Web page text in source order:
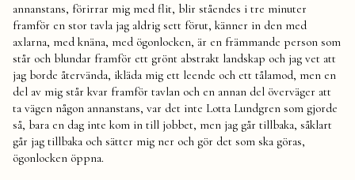
annanstans, förirrar mig med flit, blir ståendes i tre minuter
framför en stor tavla jag aldrig sett förut, känner in den med
axlarna, med knäna, med ögonlocken, är en främmande person som
står och blundar framför ett grönt abstrakt landskap och jag vet att
jag borde återvända, ikläda mig ett leende och ett tålamod, men en
del av mig står kvar framför tavlan och en annan del överväger att
ta vägen någon annanstans, var det inte Lotta Lundgren som gjorde
så, bara en dag inte kom in till jobbet, men jag går tillbaka, såklart
går jag tillbaka och sätter mig ner och gör det som ska göras,
ögonlocken öppna.